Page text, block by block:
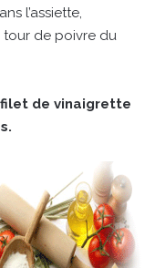
l’assiette,
tour de poivre du
de vinaigrette